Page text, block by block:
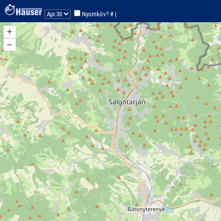
Nyomköv? #|
+
–